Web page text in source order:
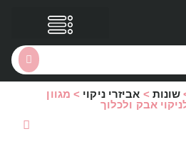
שונות > אביזרי ניקוי > מגוון
אבק ולכלוך